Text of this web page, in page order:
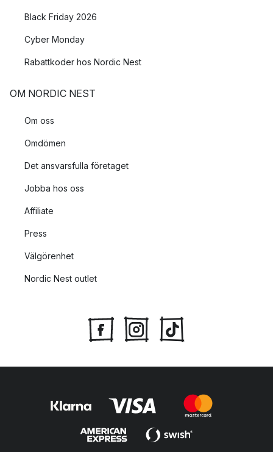
Black Friday 2026
Cyber Monday
Rabattkoder hos Nordic Nest
OM NORDIC NEST
Om oss
Omdömen
Det ansvarsfulla företaget
Jobba hos oss
Affiliate
Press
Välgörenhet
Nordic Nest outlet